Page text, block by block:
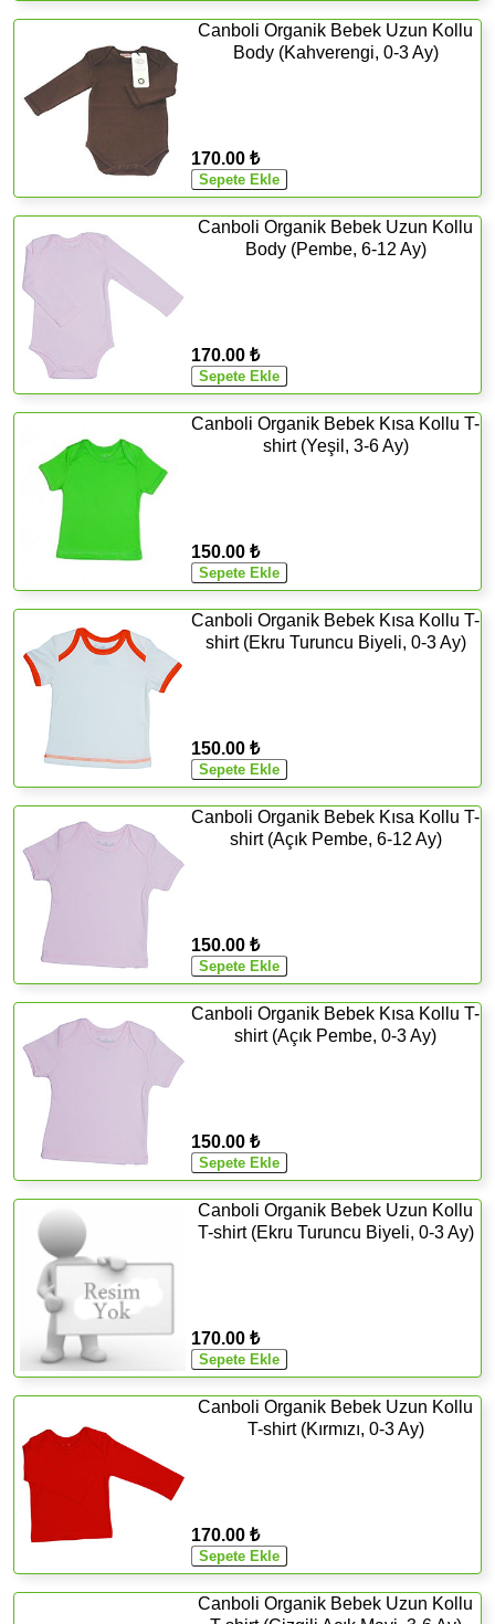
Canboli Organik Bebek Uzun Kollu
Body (Kahverengi, 0-3 Ay)
170.00 ₺
Canboli Organik Bebek Uzun Kollu
Body (Pembe, 6-12 Ay)
170.00 ₺
Canboli Organik Bebek Kısa Kollu T-
shirt (Yeşil, 3-6 Ay)
150.00 ₺
Canboli Organik Bebek Kısa Kollu T-
shirt (Ekru Turuncu Biyeli, 0-3 Ay)
150.00 ₺
Canboli Organik Bebek Kısa Kollu T-
shirt (Açık Pembe, 6-12 Ay)
150.00 ₺
Canboli Organik Bebek Kısa Kollu T-
shirt (Açık Pembe, 0-3 Ay)
150.00 ₺
Canboli Organik Bebek Uzun Kollu
T-shirt (Ekru Turuncu Biyeli, 0-3 Ay)
170.00 ₺
Canboli Organik Bebek Uzun Kollu
T-shirt (Kırmızı, 0-3 Ay)
170.00 ₺
Canboli Organik Bebek Uzun Kollu